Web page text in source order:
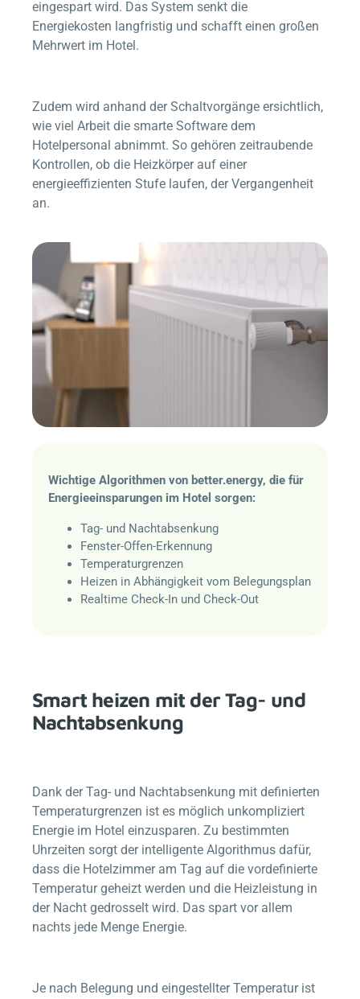
eingespart wird. Das System senkt die
Energiekosten langfristig und schafft einen großen
Mehrwert im Hotel.
Zudem wird anhand der Schaltvorgänge ersichtlich,
wie viel Arbeit die smarte Software dem
Hotelpersonal abnimmt. So gehören zeitraubende
Kontrollen, ob die Heizkörper auf einer
energieeffizienten Stufe laufen, der Vergangenheit
an.
Wichtige Algorithmen von better.energy, die für
Energieeinsparungen im Hotel sorgen:
Tag- und Nachtabsenkung
Fenster-Offen-Erkennung
Temperaturgrenzen
Heizen in Abhängigkeit vom Belegungsplan
Realtime Check-In und Check-Out
Smart heizen mit der Tag- und
Nachtabsenkung
Dank der Tag- und Nachtabsenkung mit definierten
Temperaturgrenzen ist es möglich unkompliziert
Energie im Hotel einzusparen. Zu bestimmten
Uhrzeiten sorgt der intelligente Algorithmus dafür,
dass die Hotelzimmer am Tag auf die vordefinierte
Temperatur geheizt werden und die Heizleistung in
der Nacht gedrosselt wird. Das spart vor allem
nachts jede Menge Energie.
Je nach Belegung und eingestellter Temperatur ist